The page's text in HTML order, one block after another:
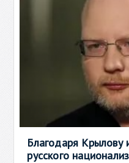
Благодаря Крылову
русского